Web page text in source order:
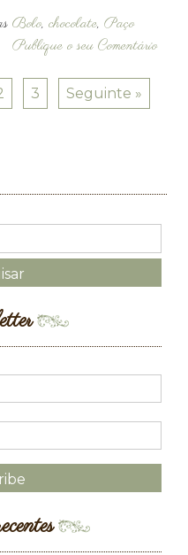
Bolo, chocolate, Paço
Publique o seu Comentário
3 Seguinte »